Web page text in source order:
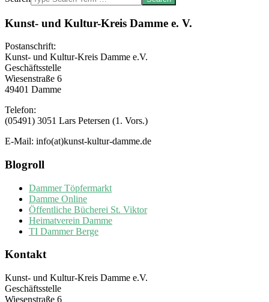
Kunst- und Kultur-Kreis Damme e. V.
Postanschrift:
Kunst- und Kultur-Kreis Damme e.V.
Geschäftsstelle
Wiesenstraße 6
49401 Damme
Telefon:
(05491) 3051 Lars Petersen (1. Vors.)
E-Mail: info(at)kunst-kultur-damme.de
Blogroll
Dammer Töpfermarkt
Damme Online
Öffentliche Bücherei St. Viktor
Heimatverein Damme
TI Dammer Berge
Kontakt
Kunst- und Kultur-Kreis Damme e.V.
Geschäftsstelle
Wiesenstraße 6